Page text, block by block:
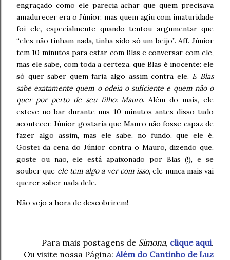
engraçado como ele parecia achar que quem precisava
amadurecer era o Júnior, mas quem agiu com imaturidade
foi ele, especialmente quando tentou argumentar que
“eles não tinham nada, tinha sido só um beijo”. Aff. Júnior
tem 10 minutos para estar com Blas e conversar com ele,
mas ele sabe, com toda a certeza, que Blas é inocente: ele
só quer saber quem faria algo assim contra ele. E Blas
sabe exatamente quem o odeia o suficiente e quem não o
quer por perto de seu filho: Mauro. Além do mais, ele
esteve no bar durante uns 10 minutos antes disso tudo
acontecer. Júnior gostaria que Mauro não fosse capaz de
fazer algo assim, mas ele sabe, no fundo, que ele é.
Gostei da cena do Júnior contra o Mauro, dizendo que,
goste ou não, ele está apaixonado por Blas (!), e se
souber que ele tem algo a ver com isso, ele nunca mais vai
querer saber nada dele.
Não vejo a hora de descobrirem!
Para mais postagens de Simona, clique aqui.
Ou visite nossa Página: Além do Cantinho de Luz